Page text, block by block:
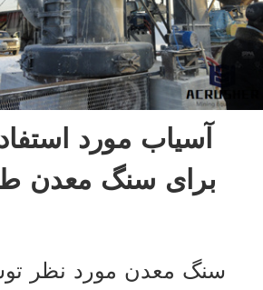
آسیاب مورد
برای سنگ معدن
سنگ معدن مورد نظر